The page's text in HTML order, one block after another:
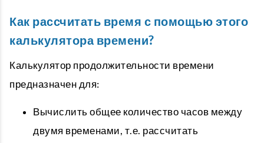
Как рассчитать время с помощью этого
калькулятора времени?
Калькулятор продолжительности времени
предназначен для:
Вычислить общее количество часов между
двумя временами, т.е. рассчитать